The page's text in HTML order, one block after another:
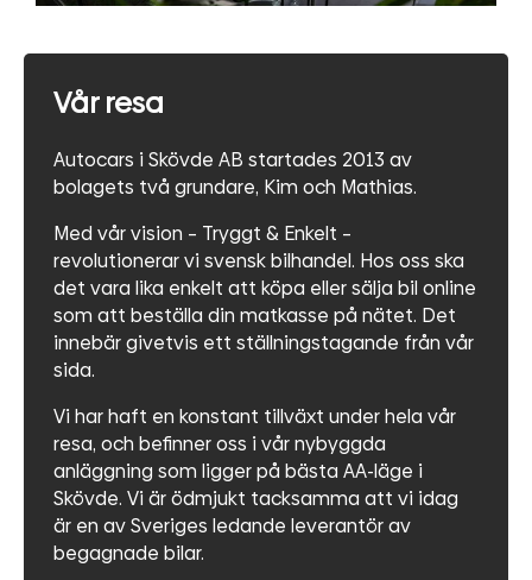
Vår resa
Autocars i Skövde AB startades 2013 av
bolagets två grundare, Kim och Mathias.
Med vår vision – Tryggt & Enkelt –
revolutionerar vi svensk bilhandel. Hos oss ska
det vara lika enkelt att köpa eller sälja bil online
som att beställa din matkasse på nätet. Det
innebär givetvis ett ställningstagande från vår
sida.
Vi har haft en konstant tillväxt under hela vår
resa, och befinner oss i vår nybyggda
anläggning som ligger på bästa AA-läge i
Skövde. Vi är ödmjukt tacksamma att vi idag
är en av Sveriges ledande leverantör av
begagnade bilar.